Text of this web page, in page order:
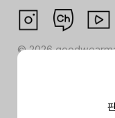
©2026